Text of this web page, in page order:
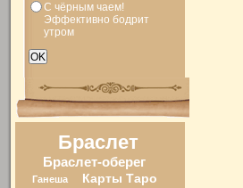
С чёрным чаем!
Эффективно бодрит
утром
Браслет
Браслет-оберег
Ганеша Карты Таро